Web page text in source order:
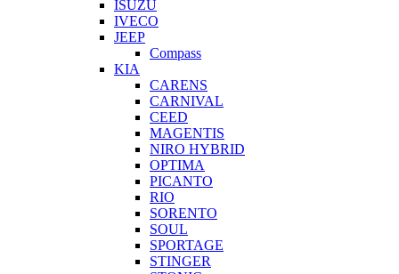
ISUZU
IVECO
JEEP
Compass
KIA
CARENS
CARNIVAL
CEED
MAGENTIS
NIRO HYBRID
OPTIMA
PICANTO
RIO
SORENTO
SOUL
SPORTAGE
STINGER